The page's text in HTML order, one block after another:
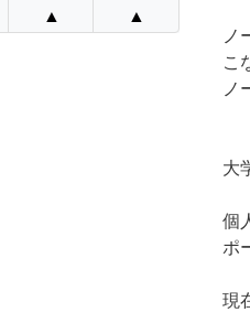
▲ ▲
ノ
こ
ノ
大
個
ポ
現